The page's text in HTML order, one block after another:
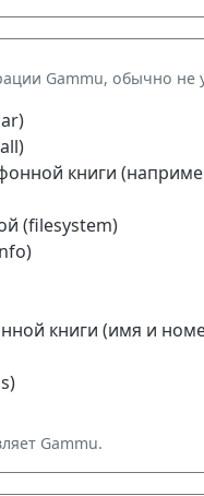
Gammu, обычно не
книги
(filesystem)
книги (имя и
Gammu.